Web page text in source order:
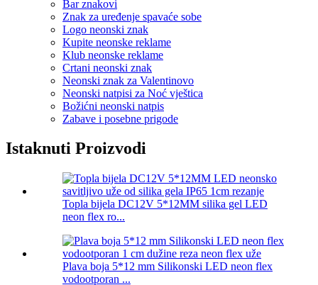
Bar znakovi
Znak za uređenje spavaće sobe
Logo neonski znak
Kupite neonske reklame
Klub neonske reklame
Crtani neonski znak
Neonski znak za Valentinovo
Neonski natpisi za Noć vještica
Božićni neonski natpis
Zabave i posebne prigode
Istaknuti Proizvodi
Topla bijela DC12V 5*12MM silika gel LED
neon flex ro...
Plava boja 5*12 mm Silikonski LED neon flex
vodootporan ...